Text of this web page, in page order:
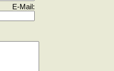
E-Mail: